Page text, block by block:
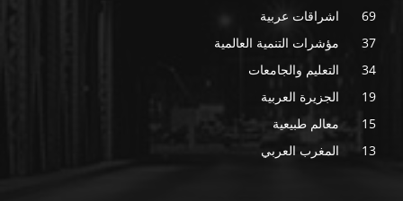
اشراقات عربية
69
مؤشرات التنمية العالمية
37
التعليم والجامعات
34
الجزيرة العربية
19
معالم طبيعية
15
المغرب العربي
13